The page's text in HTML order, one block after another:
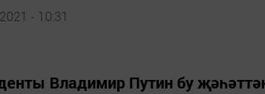
- 10:31
Владимир Путин бу